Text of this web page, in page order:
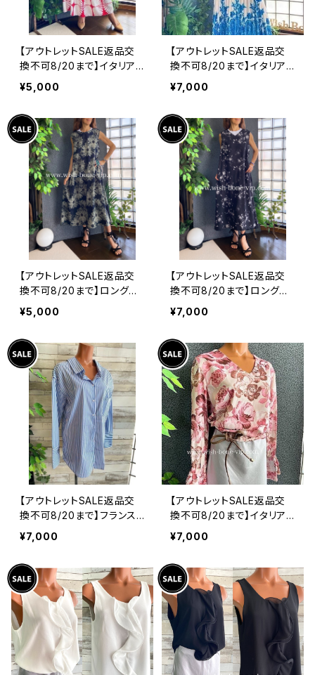
【アウトレットSALE返品交
換不可8/20まで】イタリア
製インポート セットアップド
レス｜ロングスカート＆カッ
y/ホワイト＆レッド(S)(M)
(L)(XL)
¥5,000
【アウトレットSALE返品交
換不可8/20まで】イタリア
製ロング・マキシスカート＆
トップス セットアップ /ホワ
¥7,000
【アウトレットSALE返品交
換不可8/20まで】ロングワ
ンピース・マキシワンピー
ス・サラッと軽やか春夏ワン
ー
¥5,000
【アウトレットSALE返品交
換不可8/20まで】ロングワ
ンピース・マキシワンピー
ス・サラッと軽やか春夏ワン
¥7,000
【アウトレットSALE返品交
換不可8/20まで】フランス
インポート・BIGシャツ｜ピ
ンストライプ デザインシャ
ロングシャツ/ブルー
¥7,000
【アウトレットSALE返品交
換不可8/20まで】イタリア
製トップス｜ Made in ITA
LY｜フリル長袖 ロマンテ
プス/ピンク-SALE
¥7,000